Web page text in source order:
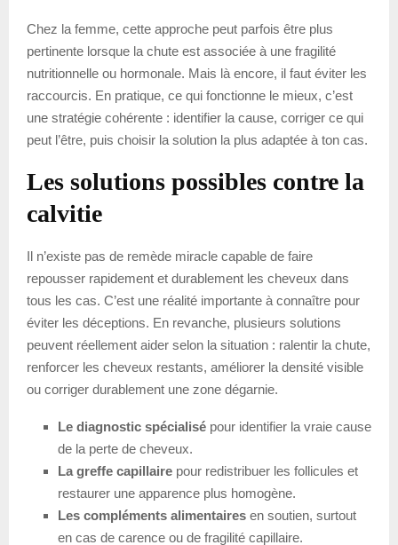
Chez la femme, cette approche peut parfois être plus
pertinente lorsque la chute est associée à une fragilité
nutritionnelle ou hormonale. Mais là encore, il faut éviter les
raccourcis. En pratique, ce qui fonctionne le mieux, c’est
une stratégie cohérente : identifier la cause, corriger ce qui
peut l’être, puis choisir la solution la plus adaptée à ton cas.
Les solutions possibles contre la
calvitie
Il n’existe pas de remède miracle capable de faire
repousser rapidement et durablement les cheveux dans
tous les cas. C’est une réalité importante à connaître pour
éviter les déceptions. En revanche, plusieurs solutions
peuvent réellement aider selon la situation : ralentir la chute,
renforcer les cheveux restants, améliorer la densité visible
ou corriger durablement une zone dégarnie.
Le diagnostic spécialisé pour identifier la vraie cause
de la perte de cheveux.
La greffe capillaire pour redistribuer les follicules et
restaurer une apparence plus homogène.
Les compléments alimentaires en soutien, surtout
en cas de carence ou de fragilité capillaire.